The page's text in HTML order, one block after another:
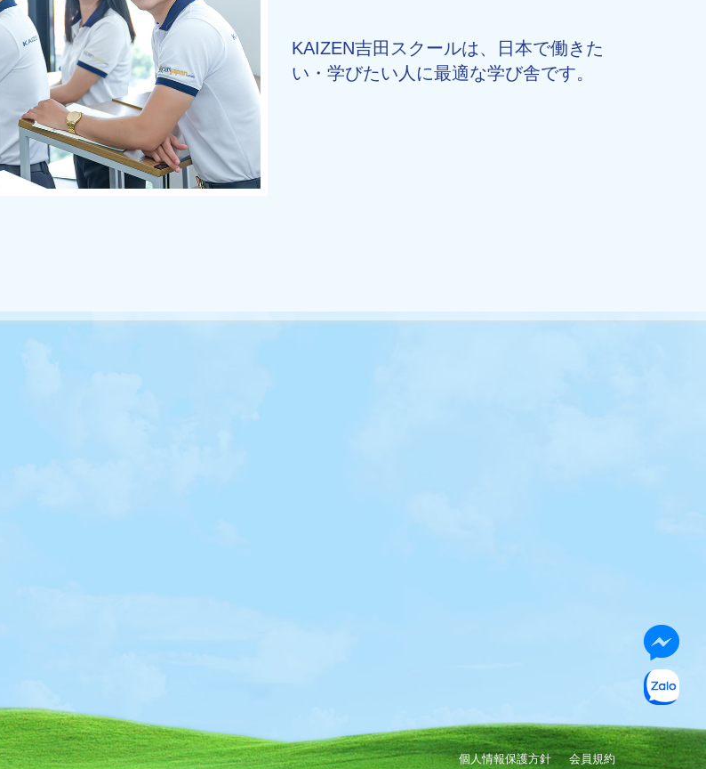
KAIZEN吉田スクールは、日本で働きた
い・学びたい人に最適な学び舎です。
会員規約
個人情報保護方針